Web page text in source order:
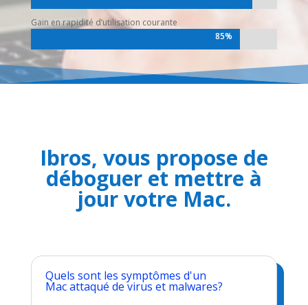
Gain en rapidité d’utilisation courante
85%
85%
Ibros, vous propose de
déboguer et mettre à
jour votre Mac.
Quels sont les symptômes d'un
Mac attaqué de virus et malwares?